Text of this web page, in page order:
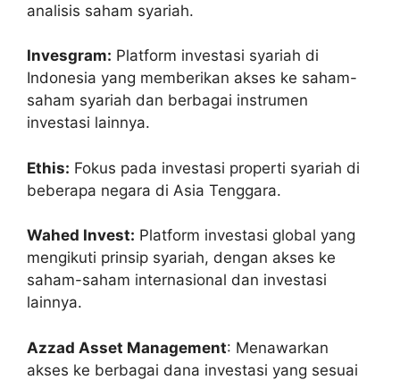
analisis saham syariah.
Invesgram: Platform investasi syariah di
Indonesia yang memberikan akses ke saham-
saham syariah dan berbagai instrumen
investasi lainnya.
Ethis: Fokus pada investasi properti syariah di
beberapa negara di Asia Tenggara.
Wahed Invest: Platform investasi global yang
mengikuti prinsip syariah, dengan akses ke
saham-saham internasional dan investasi
lainnya.
Azzad Asset Management: Menawarkan
akses ke berbagai dana investasi yang sesuai